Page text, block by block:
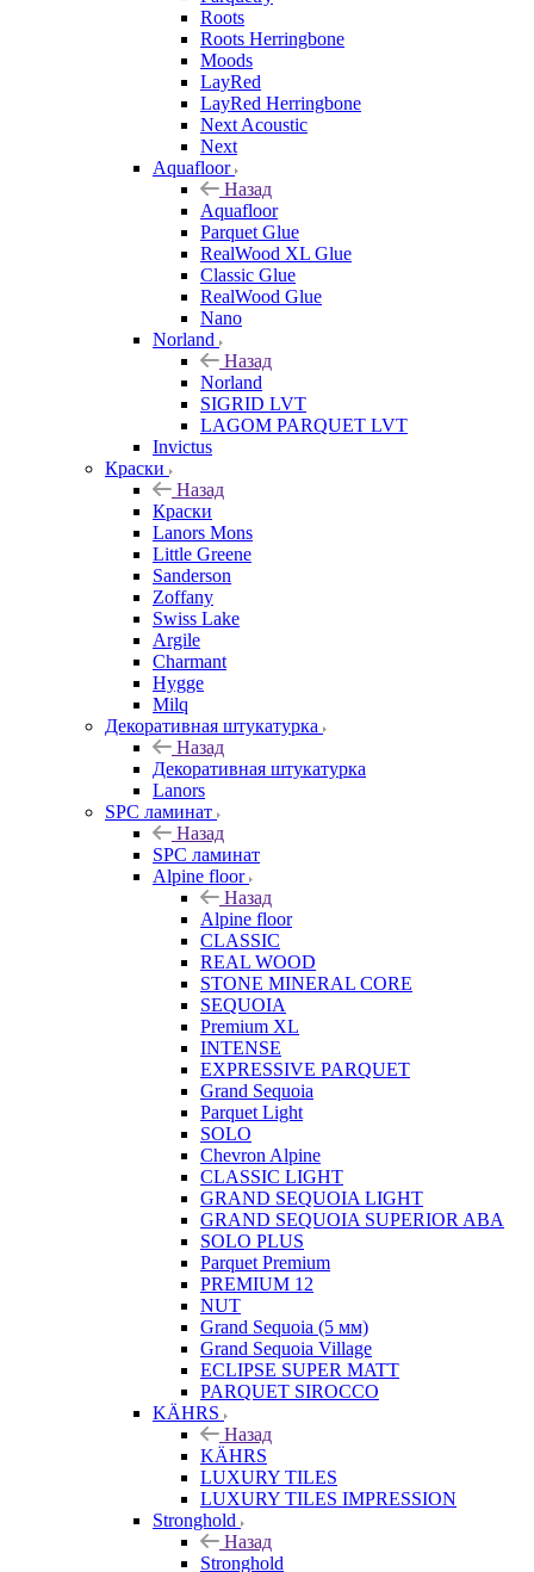
Roots
Roots Herringbone
Moods
LayRed
LayRed Herringbone
Next Acoustic
Next
Aquafloor
Назад
Aquafloor
Parquet Glue
RealWood XL Glue
Classic Glue
RealWood Glue
Nano
Norland
Назад
Norland
SIGRID LVT
LAGOM PARQUET LVT
Invictus
Краски
Назад
Краски
Lanors Mons
Little Greene
Sanderson
Zoffany
Swiss Lake
Argile
Charmant
Hygge
Milq
Декоративная штукатурка
Назад
Декоративная штукатурка
Lanors
SPC ламинат
Назад
SPC ламинат
Alpine floor
Назад
Alpine floor
CLASSIC
REAL WOOD
STONE MINERAL CORE
SEQUOIA
Premium XL
INTENSE
EXPRESSIVE PARQUET
Grand Sequoia
Parquet Light
SOLO
Chevron Alpine
CLASSIC LIGHT
GRAND SEQUOIA LIGHT
GRAND SEQUOIA SUPERIOR ABA
SOLO PLUS
Parquet Premium
PREMIUM 12
NUT
Grand Sequoia (5 мм)
Grand Sequoia Village
ECLIPSE SUPER MATT
PARQUET SIROCCO
KÄHRS
Назад
KÄHRS
LUXURY TILES
LUXURY TILES IMPRESSION
Stronghold
Назад
Stronghold